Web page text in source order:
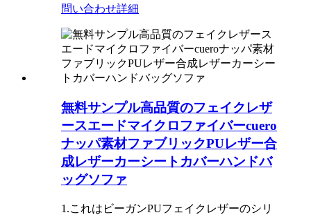
問い合わせ詳細
無料サンプル高品質のフェイクレザ
ースエードマイクロファイバーcuero
ナッパ素材ファブリックPUレザー合
成レザーカーシートカバーハンドバ
ッグソファ
1.これはビーガンPUフェイクレザーのシリ